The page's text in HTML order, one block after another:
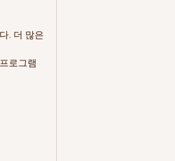
. 더 많은
로그램